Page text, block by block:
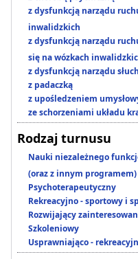
z dysfunkcją narządu
inwalidzkich
z dysfunkcją narządu
się na wózkach
z dysfunkcją narządu
z padaczką
z upośledzeniem
ze schorzeniami układu
Rodzaj turnusu
Nauki niezależnego
(oraz z innym programem)
Psychoterapeutyczny
Rekreacyjno - sportowy i
Rozwijający
Szkoleniowy
Usprawniająco -